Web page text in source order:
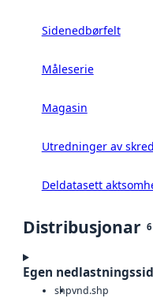
Sidenedbørfelt
Måleserie
Magasin
Utredninger av
Deldatasett
Distribusjonar 6
Egen
shpvnd.shp